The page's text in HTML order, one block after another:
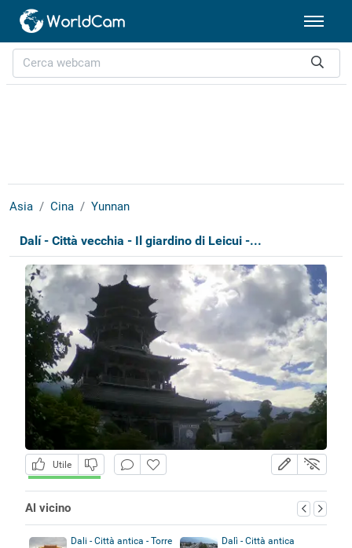
Asia Cina Yunnan
Dalí - Città vecchia - Il giardino di Leicui -...
Utile
Al vicino
Dali - Città antica - Torre
Dalì - Città antica